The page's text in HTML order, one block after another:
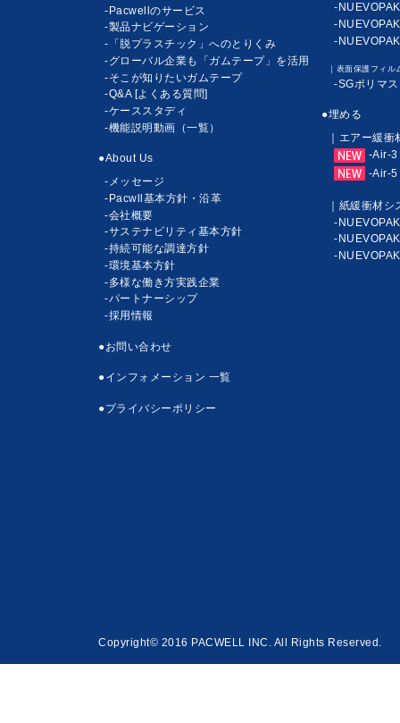
-Pacwellのサービス
-製品ナビゲーション
-「脱プラスチック」へのとりくみ
-グローバル企業も「ガムテープ」を活用
-そこが知りたいガムテープ
-Q&A [よくある質問]
-ケーススタディ
-機能説明動画（一覧）
●About Us
-メッセージ
-Pacwll基本方針・沿革
-会社概要
-サステナビリティ基本方針
-持続可能な調達方針
-環境基本方針
-多様な働き方実践企業
-パートナーシップ
-採用情報
●お問い合わせ
●インフォメーション 一覧
●プライバシーポリシー
-
-
-
｜表面保護フィル
-SGポリマス
●埋める
｜エアー緩衝
-Air-3
-Air-5
｜紙緩衝材シ
-
-
-
Copyright© 2016 PACWELL INC. All Rights Reserved.